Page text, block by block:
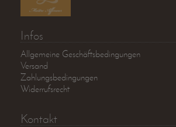
Infos
Allgemeine Geschäftsbedingungen
Versand
Zahlungsbedingungen
Widerrufsrecht
Kontakt